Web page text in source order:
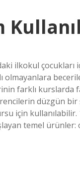
ilkokul çocukları
olmayanlara
farklı kurslarda
düzgün bir
için kullanılabilir.
temel ürünler: